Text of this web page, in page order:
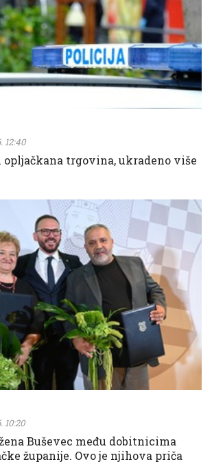
12:40
trgovina, ukradeno više
10:20
Buševec među dobitnicima
županije. Ovo je njihova priča